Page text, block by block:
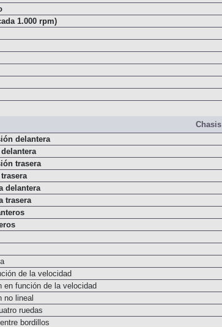
1.000 rpm)
Chasis
delantera
trasera
de la velocidad
función de la velocidad
no lineal
ruedas